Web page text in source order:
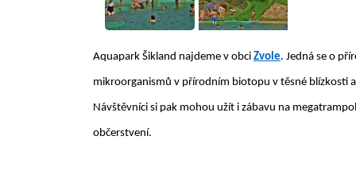
Aquapark Šikland najdeme v obci Zvole. Jedná se o
mikroorganismů v přírodním biotopu v těsné blízkosti
Návštěvníci si pak mohou užít i zábavu na
občerstvení.